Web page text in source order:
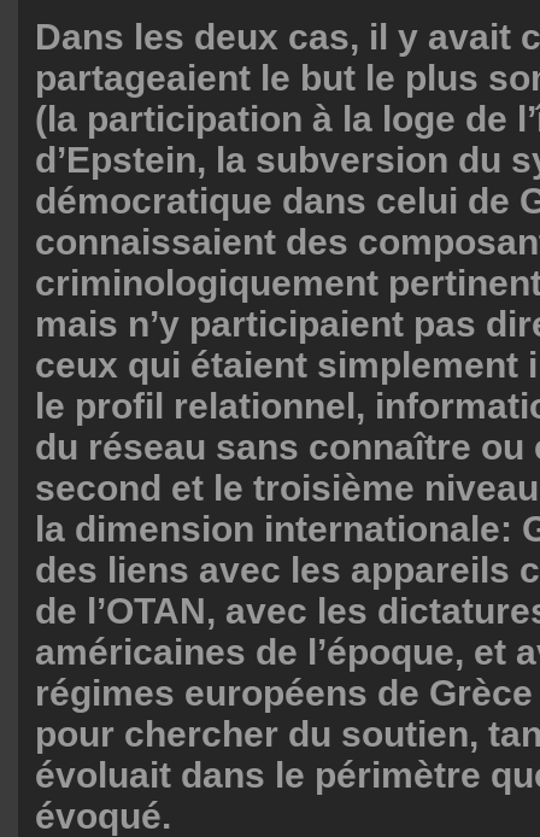
Dans les deux cas, il y avait
partageaient le but le plus
(la participation à la loge de
d’Epstein, la subversion du
démocratique dans celui de
connaissaient des
criminologiquement
mais n’y participaient pas
ceux qui étaient simplement
le profil relationnel,
du réseau sans connaître ou
second et le troisième
la dimension internationale:
des liens avec les appareils
de l’OTAN, avec les
américaines de l’époque, et
régimes européens de
pour chercher du soutien,
évoluait dans le périmètre
évoqué.